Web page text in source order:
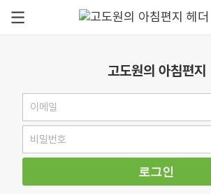
고도원의 아침편지
로그인